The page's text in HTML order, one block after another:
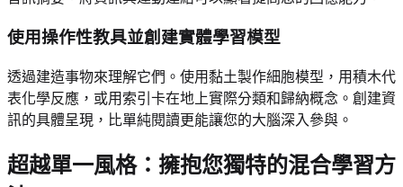
使用操作性教具並創建實體學習模型
透過建造事物來理解它們。使用黏土製作細胞模型，用積木代
表化學反應，或用索引卡在地上實際分類和歸納概念。創建資
訊的具體呈現，比單純閱讀更能讓您的大腦深入參與。
超越單一風格：擁抱您獨特的混合學習方